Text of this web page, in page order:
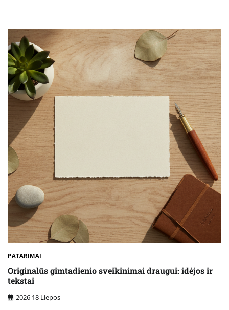
PATARIMAI
Originalūs gimtadienio sveikinimai draugui: idėjos ir
tekstai
2026 18 Liepos